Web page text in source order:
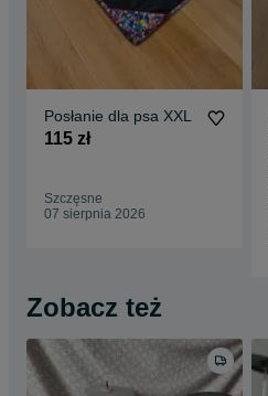
Posłanie dla psa XXL
115 zł
Szczęsne
07 sierpnia 2026
Zobacz też